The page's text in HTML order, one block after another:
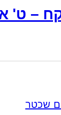
– ט'
שכטר